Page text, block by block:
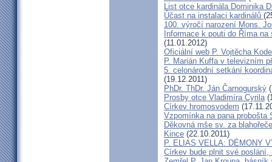
List otce kardinála Dominika
Účast na instalaci kardinálů
100. výročí narození Mons.
Informace k pouti do Říma
(11.01.2012)
Oficiální web P. Vojtěcha
P. Marián Kuffa v televizním
5. celonárodní setkání
(19.12.2011)
PhDr. ThDr. Ján Čarnogurský
Prosby otce Vladimíra Cyrila
Církev hromosvodem
Vzpomínka na pana probošta
Děkovná mše sv. za
Kince (22.10.2011)
P. ELIAS VELLA: DÉMONY
Církev bude plnit své